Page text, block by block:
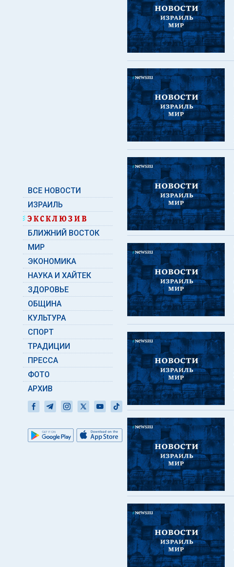
ВСЕ НОВОСТИ
ИЗРАИЛЬ
БЛИЖНИЙ ВОСТОК
МИР
ЭКОНОМИКА
НАУКА И ХАЙТЕК
ЗДОРОВЬЕ
ОБЩИНА
КУЛЬТУРА
СПОРТ
ТРАДИЦИИ
ПРЕССА
ФОТО
АРХИВ